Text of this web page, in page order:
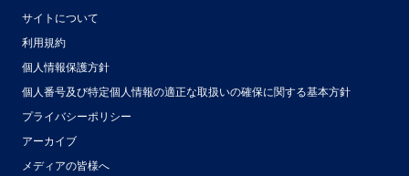
サイトについて
利用規約
個人情報保護方針
個人番号及び特定個人情報の適正な取扱いの確保に関する基本方針
プライバシーポリシー
アーカイブ
メディアの皆様へ